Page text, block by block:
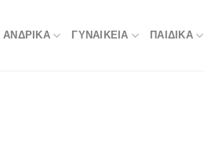
ΑΝΔΡΙΚΑ ΓΥΝΑΙΚΕΙΑ ΠΑΙΔΙΚΑ